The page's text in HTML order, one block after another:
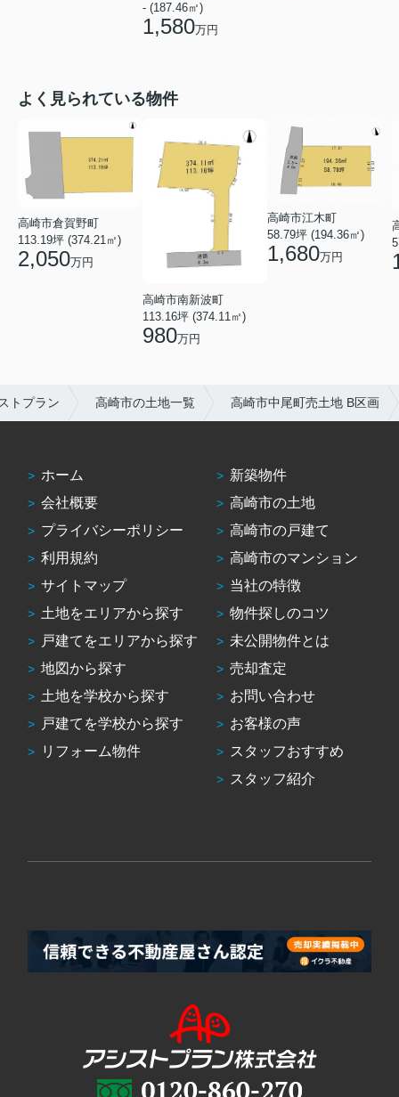
- (187.46㎡)
1,580万円
よく見られている物件
高崎市倉賀野町
113.19坪 (374.21㎡)
2,050万円
高崎市南新波町
113.16坪 (374.11㎡)
980万円
高崎市江木町
58.79坪 (194.36㎡)
1,680万円
トプラン 高崎市の土地一覧 高崎市中尾町売土地 B区画
ホーム
会社概要
プライバシーポリシー
利用規約
サイトマップ
土地をエリアから探す
戸建てをエリアから探す
地図から探す
土地を学校から探す
戸建てを学校から探す
リフォーム物件
新築物件
高崎市の土地
高崎市の戸建て
高崎市のマンション
当社の特徴
物件探しのコツ
未公開物件とは
売却査定
お問い合わせ
お客様の声
スタッフおすすめ
スタッフ紹介